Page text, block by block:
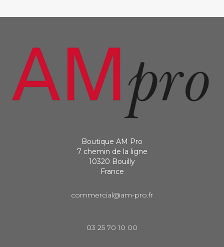
Boutique AM Pro
7 chemin de la ligne
10320 Bouilly
France
commercial@am-pro.fr
03 25 70 10 00